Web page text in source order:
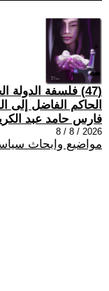
(47) فلسفة
الحاكم الفاضل إلى
فارس حامد عبد
2026 / 8 / 8
مواضيع وابحاث